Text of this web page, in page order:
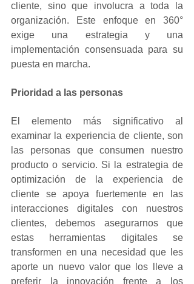
cliente, sino que involucra a toda la
organización. Este enfoque en 360°
exige una estrategia y una
implementación consensuada para su
puesta en marcha.
Prioridad a las personas
El elemento más significativo al
examinar la experiencia de cliente, son
las personas que consumen nuestro
producto o servicio. Si la estrategia de
optimización de la experiencia de
cliente se apoya fuertemente en las
interacciones digitales con nuestros
clientes, debemos asegurarnos que
estas herramientas digitales se
transformen en una necesidad que les
aporte un nuevo valor que los lleve a
preferir la innovación frente a los